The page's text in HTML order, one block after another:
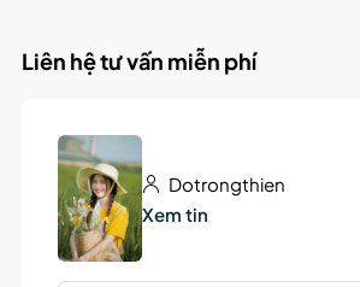
Liên hệ tư vấn miễn phí
Dotrongthien
Xem tin